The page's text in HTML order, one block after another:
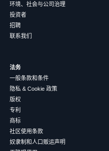
环境、社会与公司治理
投资者
招聘
联系我们
法务
一般条款和条件
隐私 & Cookie 政策
版权
专利
商标
社区使用条款
奴隶制和人口贩运声明